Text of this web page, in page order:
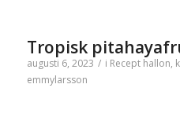
Tropisk
augusti 6, 2023 / i Recept hallon,
emmylarsson